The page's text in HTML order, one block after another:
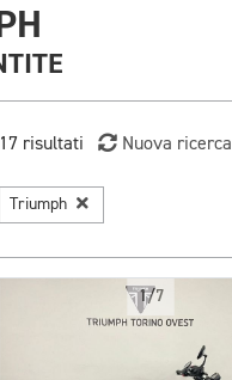
17 risultati Nuova ricerca
Triumph
1/7